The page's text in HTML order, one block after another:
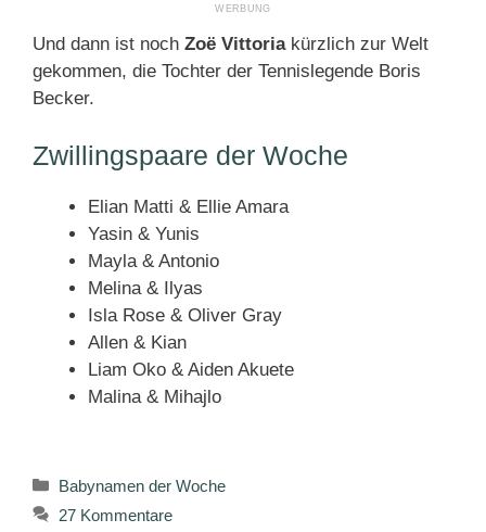
Und dann ist noch Zoë Vittoriakürzlich zur Welt
gekommen, die Tochter der Tennislegende Boris
Becker.
Zwillingspaare der Woche
Elian Matti & Ellie Amara
Yasin & Yunis
Mayla & Antonio
Melina & Ilyas
Isla Rose & Oliver Gray
Allen & Kian
Liam Oko & Aiden Akuete
Malina & Mihajlo
Kategorien
Babynamen der Woche
27 Kommentare